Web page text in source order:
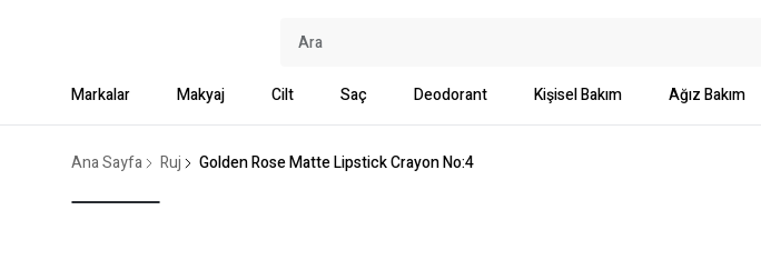
Markalar Makyaj Cilt Saç Deodorant Kişisel Bakım Ağız Bakım
Ana Sayfa Ruj Golden Rose Matte Lipstick Crayon No:4